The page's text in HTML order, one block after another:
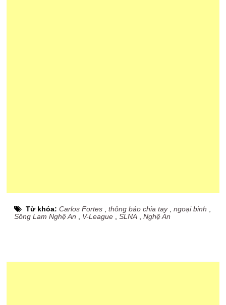
Từ khóa:Carlos Fortes ,thông báo chia tay,ngoại binh
Sông Lam Nghệ An
V-League ,SLNA ,Nghệ An